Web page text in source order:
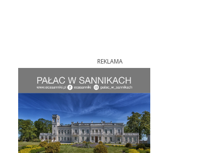
REKLAMA